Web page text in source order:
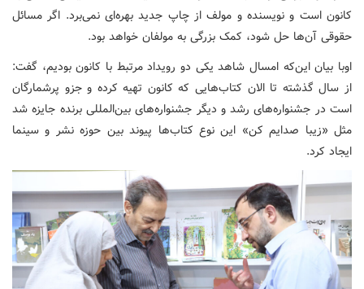
کانون است و نویسنده و مولف از چاپ جدید بهره‌ای نمی‌برد. اگر مسائل
حقوقی آن‌ها حل شود، کمک بزرگی به مولفان خواهد بود.
اوبا بیان این‌که امسال شاهد یکی دو رویداد مرتبط با کانون بودیم، گفت:
از سال گذشته تا الان کتاب‌هایی که کانون تهیه کرده و جزو پرشمارگان
است در جشنواره‌های رشد و دیگر جشنواره‌های بین‌المللی برنده جایزه شد
مثل «زیبا صدایم کن» این نوع کتاب‌ها پیوند بین حوزه نشر و سینما
ایجاد کرد.